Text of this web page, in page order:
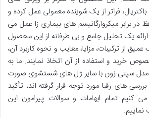
فراتر از یک شوینده معمولی عمل کرده و
برابر میکروارگانیسم های بیماری زا عمل می
ارائه یک تحلیل جامع و بی طرفانه از این محصول
از ترکیبات، مزایا، معایب و نحوه کاربرد آن،
خرید و استفاده از آن اتخاذ نمایند. ما به
مدل سپتی زون با سایر ژل های شستشوی صورت
های رقبا مورد توجه قرار گرفته اند، تأکید
کنیم تمام ابهامات و سوالات پیرامون این